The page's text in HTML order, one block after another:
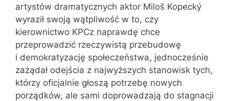
artystów dramatycznych aktor Miloš Kopecký
wyraził swoją wątpliwość w to, czy
kierownictwo KPCz naprawdę chce
przeprowadzić rzeczywistą przebudowę
i demokratyzację społeczeństwa, jednocześnie
zażądał odejścia z najwyższych stanowisk tych,
którzy oficjalnie głoszą potrzebę nowych
porządków, ale sami doprowadzają do stagnacji